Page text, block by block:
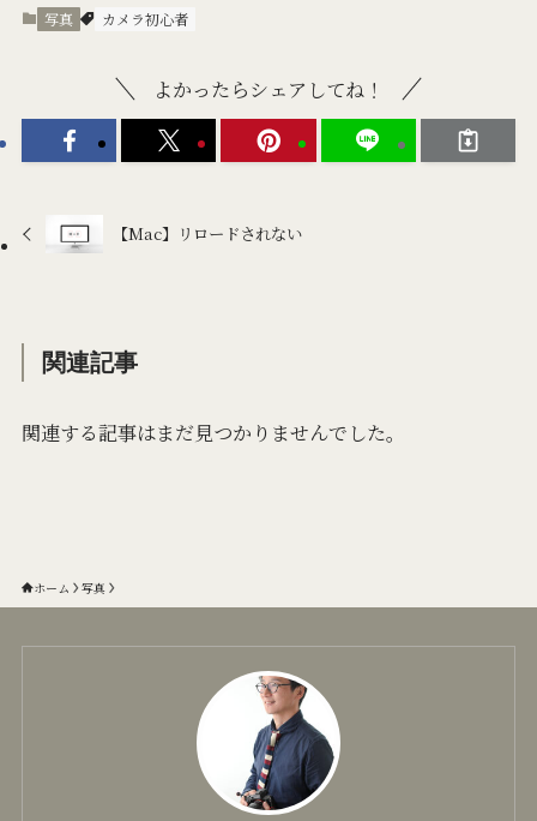
写真 カメラ初心者
よかったらシェアしてね！
【Mac】リロードされない
関連記事
関連する記事はまだ見つかりませんでした。
ホーム 写真